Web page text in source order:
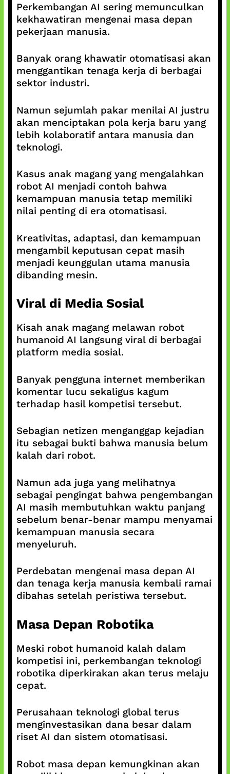
Perkembangan AI sering memunculkan
kekhawatiran mengenai masa depan
pekerjaan manusia.
Banyak orang khawatir otomatisasi akan
menggantikan tenaga kerja di berbagai
sektor industri.
Namun sejumlah pakar menilai AI justru
akan menciptakan pola kerja baru yang
lebih kolaboratif antara manusia dan
teknologi.
Kasus anak magang yang mengalahkan
robot AI menjadi contoh bahwa
kemampuan manusia tetap memiliki
nilai penting di era otomatisasi.
Kreativitas, adaptasi, dan kemampuan
mengambil keputusan cepat masih
menjadi keunggulan utama manusia
dibanding mesin.
Viral di Media Sosial
Kisah anak magang melawan robot
humanoid AI langsung viral di berbagai
platform media sosial.
Banyak pengguna internet memberikan
komentar lucu sekaligus kagum
terhadap hasil kompetisi tersebut.
Sebagian netizen menganggap kejadian
itu sebagai bukti bahwa manusia belum
kalah dari robot.
Namun ada juga yang melihatnya
sebagai pengingat bahwa pengembangan
AI masih membutuhkan waktu panjang
sebelum benar-benar mampu menyamai
kemampuan manusia secara
menyeluruh.
Perdebatan mengenai masa depan AI
dan tenaga kerja manusia kembali ramai
dibahas setelah peristiwa tersebut.
Masa Depan Robotika
Meski robot humanoid kalah dalam
kompetisi ini, perkembangan teknologi
robotika diperkirakan akan terus melaju
cepat.
Perusahaan teknologi global terus
menginvestasikan dana besar dalam
riset AI dan sistem otomatisasi.
Robot masa depan kemungkinan akan